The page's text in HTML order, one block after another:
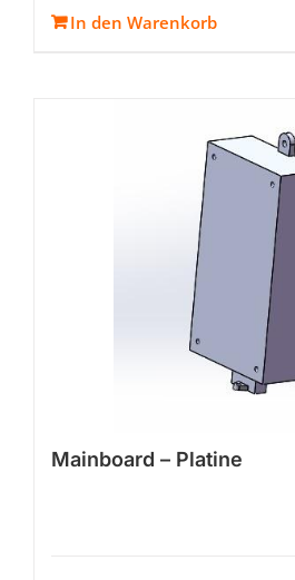
In den Warenkorb
Mainboard – Platine